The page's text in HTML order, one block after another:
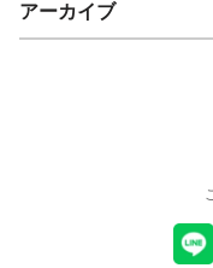
アーカイブ